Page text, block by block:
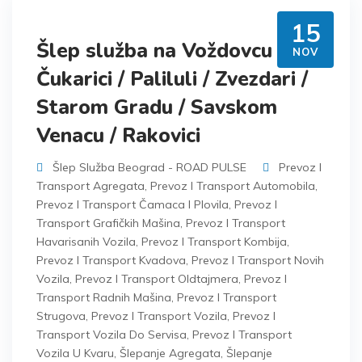
15
NOV
Šlep služba na Voždovcu /
Čukarici / Paliluli / Zvezdari /
Starom Gradu / Savskom
Venacu / Rakovici
Šlep Služba Beograd - ROAD PULSE
Prevoz I
Transport Agregata, Prevoz I Transport Automobila,
Prevoz I Transport Čamaca I Plovila, Prevoz I
Transport Grafičkih Mašina, Prevoz I Transport
Havarisanih Vozila, Prevoz I Transport Kombija,
Prevoz I Transport Kvadova, Prevoz I Transport Novih
Vozila, Prevoz I Transport Oldtajmera, Prevoz I
Transport Radnih Mašina, Prevoz I Transport
Strugova, Prevoz I Transport Vozila, Prevoz I
Transport Vozila Do Servisa, Prevoz I Transport
Vozila U Kvaru, Šlepanje Agregata, Šlepanje